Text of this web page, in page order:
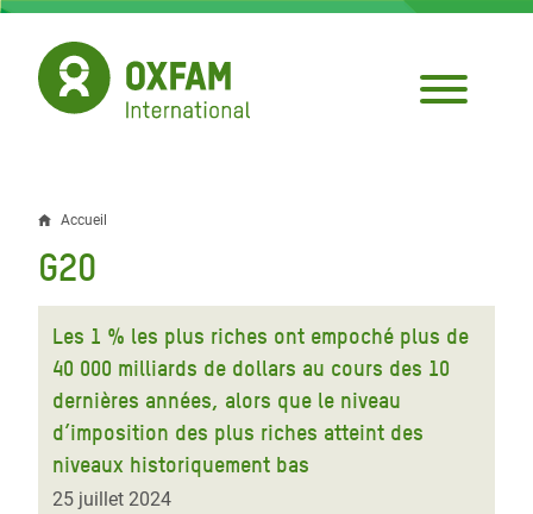
Aller
contenu
principal
Fil
d'Ariane
Accueil
G20
Les 1 % les plus riches ont empoché plus de
40 000 milliards de dollars au cours des 10
dernières années, alors que le niveau
d’imposition des plus riches atteint des
niveaux historiquement bas
25 juillet 2024